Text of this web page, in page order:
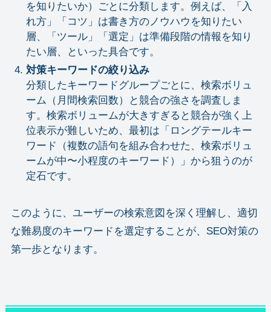
を知りたいか）ごとに分類します。例えば、「入
れ方」「コツ」は書き方のノウハウを知りたい
層、「ツール」「選定」は準備段階の情報を知り
たい層、といった具合です。
対策キーワードの絞り込み
分類したキーワードグループごとに、検索ボリュ
ーム（月間検索回数）と競合の強さを調査しま
す。検索ボリュームが大きすぎると競合が強く上
位表示が難しいため、最初は「ロングテールキー
ワード（複数の語句を組み合わせた、検索ボリュ
ームが中〜小程度のキーワード）」から狙うのが
定石です。
このように、ユーザーの検索意図を深く理解し、適切
な難易度のキーワードを選定することが、SEO対策の
第一歩となります。